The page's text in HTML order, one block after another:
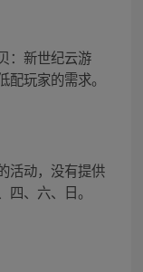
：新世纪云游
玩家的需求。
活动，没有提供
、六、日。